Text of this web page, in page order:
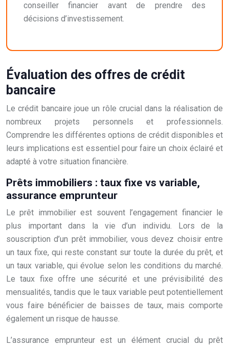
conseiller financier avant de prendre des
décisions d’investissement.
Évaluation des offres de crédit
bancaire
Le crédit bancaire joue un rôle crucial dans la réalisation de
nombreux projets personnels et professionnels.
Comprendre les différentes options de crédit disponibles et
leurs implications est essentiel pour faire un choix éclairé et
adapté à votre situation financière.
Prêts immobiliers : taux fixe vs variable,
assurance emprunteur
Le prêt immobilier est souvent l’engagement financier le
plus important dans la vie d’un individu. Lors de la
souscription d’un prêt immobilier, vous devez choisir entre
un taux fixe, qui reste constant sur toute la durée du prêt, et
un taux variable, qui évolue selon les conditions du marché.
Le taux fixe offre une sécurité et une prévisibilité des
mensualités, tandis que le taux variable peut potentiellement
vous faire bénéficier de baisses de taux, mais comporte
également un risque de hausse.
L’assurance emprunteur est un élément crucial du prêt